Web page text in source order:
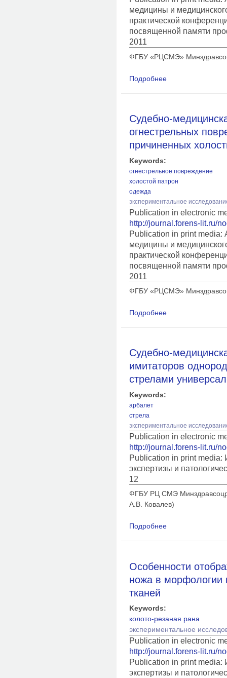
медицины и
практической
посвященной памяти
2011
ФГБУ «РЦСМЭ»
Подробнее
Судебно-
огнестрельных
причиненных
Keywords:
огнестрельное повреждение
холостой патрон
одежда
экспериментальное
Publication in electronic
http://journal.forens-lit.ru/
Publication in print media:
медицины и
практической
посвященной памяти
2011
ФГБУ «РЦСМЭ»
Подробнее
Судебно-
имитаторов
стрелами
Keywords:
арбалет
стрела
экспериментальное
Publication in electronic
http://journal.forens-lit.ru/
Publication in print
экспертизы и
12
ФГБУ РЦ СМЭ
А.В. Ковалев)
Подробнее
Особенности
ножа в морфологии
тканей
Keywords:
колото-резаная рана
экспериментальное
Publication in electronic
http://journal.forens-lit.ru/
Publication in print
экспертизы и